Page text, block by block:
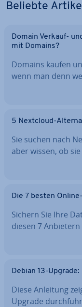
Beliebte
Domain Verkauf-
mit Domains?
Domains kaufen
wenn man denn
5 Nextcloud-
Sie suchen nach
aber wissen, ob
Die 7 besten
Sichern Sie Ihre
diesen 7
Debian 13-
Diese Anleitung
Upgrade